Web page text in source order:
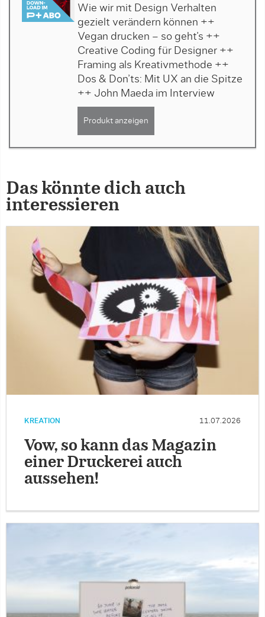
Wie wir mit Design Verhalten
gezielt verändern können ++
Vegan drucken – so geht’s ++
Creative Coding für Designer ++
Framing als Kreativmethode ++
Dos & Don’ts: Mit UX an die Spitze
++ John Maeda im Interview
Produkt anzeigen
Das könnte dich auch
interessieren
KREATION 11.07.2026
Vow, so kann das Magazin
einer Druckerei auch
aussehen!